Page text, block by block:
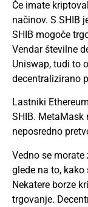
Če imate
načinov. S SHIB
SHIB mogoče
Vendar številne
Uniswap, tudi to
decentralizirano
Lastniki
SHIB.
neposredno
Vedno se
glede na to,
Nekatere borze
trgovanje.